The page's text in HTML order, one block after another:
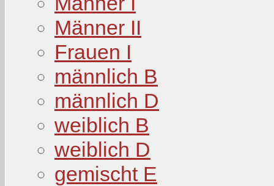
Männer II
Frauen I
männlich B
männlich D
weiblich B
weiblich D
gemischt E